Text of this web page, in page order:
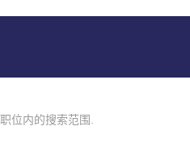
位内的搜索范围.